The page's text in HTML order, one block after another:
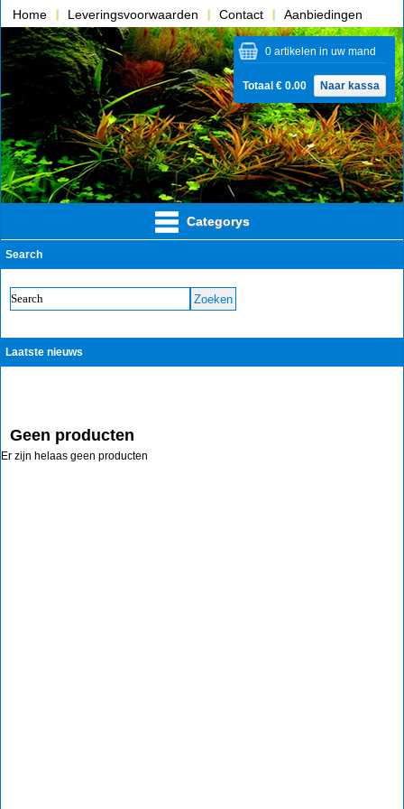
Home Leveringsvoorwaarden Contact
Aanbiedingen
Over ons
Categorys
Search
Laatste nieuws
0 artikelen in uw mand
Totaal € 0.00 Naar kassa
Geen producten
Er zijn helaas geen producten